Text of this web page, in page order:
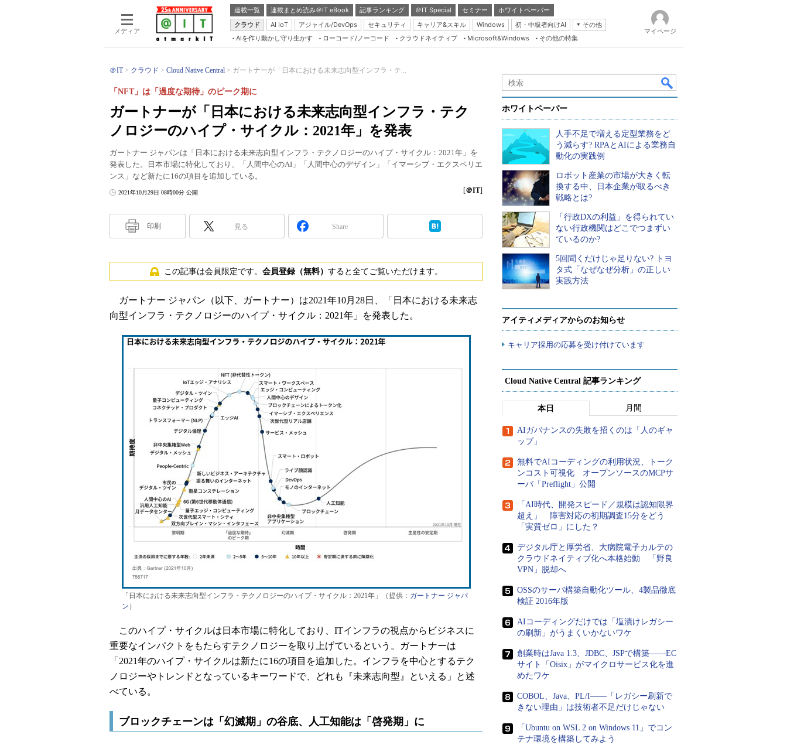
メディア
連載一覧 連載まとめ読み＠IT eBook 記事ランキング ＠IT Special セミナー
ホワイトペーパー
クラウド
AI IoT アジャイル/DevOps セキュリティ キャリア&スキル Windows 初・中級者向けAI
その他
Server & Storage
Java Agile
Database Expert
Linux ＆ OSS
Master of IP Network
Security & Trust
Test & Tools
AIを作り動かし守り生かす ローコード/ノーコード クラウドネイティブ Microsoft&Windows その他の特集
マイページ
＠IT クラウド Cloud Native Central ガートナーが「日本における未来志向型インフラ・テ...
ガートナーが「日本における未来志向型インフラ・テク
ノロジーのハイプ・サイクル：2021年」を発表
「NFT」は「過度な期待」のピーク期に
ガートナー ジャパンは「日本における未来志向型インフラ・テクノロジーのハイプ・サイクル：2021年」を
発表した。日本市場に特化しており、「人間中心のAI」「人間中心のデザイン」「イマーシブ・エクスペリエ
ンス」など新たに16の項目を追加している。
2021年10月29日 08時00分 公開 [＠IT]
印刷 見る Share
この記事は会員限定です。 会員登録（無料） すると全てご覧いただけます。
ガートナー ジャパン（以下、ガートナー）は2021年10月28日、「日本における未来志
向型インフラ・テクノロジーのハイプ・サイクル：2021年」を発表した。
「日本における未来志向型インフラ・テクノロジーのハイプ・サイクル：2021年」（提供： ガートナー ジャパ
ン ）
このハイプ・サイクルは日本市場に特化しており、ITインフラの視点からビジネスに
重要なインパクトをもたらすテクノロジーを取り上げているという。ガートナーは
「2021年のハイプ・サイクルは新たに16の項目を追加した。インフラを中心とするテク
ノロジーやトレンドとなっているキーワードで、どれも『未来志向型』といえる」と述
べている。
ブロックチェーンは「幻滅期」の谷底、人工知能は「啓発期」に
ホワイトペーパー
人手不足で増える定型業務をど
う減らす? RPAとAIによる業務自
動化の実践例
ロボット産業の市場が大きく転
換する中、日本企業が取るべき
戦略とは?
「行政DXの利益」を得られてい
ない行政機関はどこでつまずい
ているのか?
5回聞くだけじゃ足りない? トヨ
タ式「なぜなぜ分析」の正しい
実践方法
アイティメディアからのお知らせ
キャリア採用の応募を受け付けています
Cloud Native Central 記事ランキング
本日 月間
AIガバナンスの失敗を招くのは「人のギャ
ップ」
無料でAIコーディングの利用状況、トーク
ンコスト可視化 オープンソースのMCPサ
ーバ「Preflight」公開
「AI時代、開発スピード／規模は認知限界
超え」 障害対応の初期調査15分をどう
「実質ゼロ」にした？
デジタル庁と厚労省、大病院電子カルテの
クラウドネイティブ化へ本格始動 「野良
VPN」脱却へ
OSSのサーバ構築自動化ツール、4製品徹底
検証 2016年版
AIコーディングだけでは「塩漬けレガシー
の刷新」がうまくいかないワケ
創業時はJava 1.3、JDBC、JSPで構築――EC
サイト「Oisix」がマイクロサービス化を進
めたワケ
COBOL、Java、PL/I――「レガシー刷新で
きない理由」は技術者不足だけじゃない
「Ubuntu on WSL 2 on Windows 11」でコン
テナ環境を構築してみよう